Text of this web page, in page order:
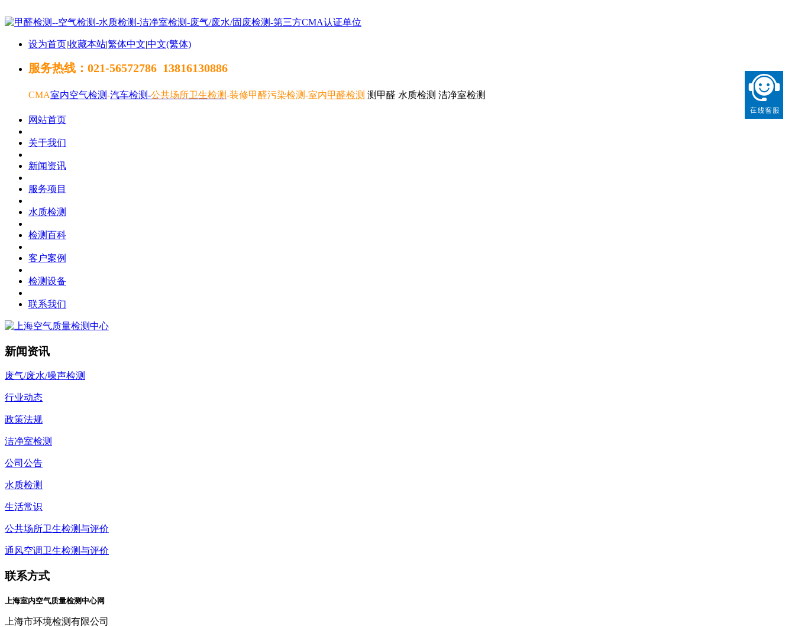
设为首页|收藏本站|繁体中文|中文(繁体)
服务热线：021-56572786 13816130886
CMA室内空气检测-汽车检测-公共场所卫生检测-装修甲醛污染检测-室内甲醛检测 测甲醛 水质检测 洁净室检测
网站首页
关于我们
新闻资讯
服务项目
水质检测
检测百科
客户案例
检测设备
联系我们
新闻资讯
废气/废水/噪声检测
行业动态
政策法规
洁净室检测
公司公告
水质检测
生活常识
公共场所卫生检测与评价
通风空调卫生检测与评价
联系方式
上海室内空气质量检测中心网
上海市环境检测有限公司